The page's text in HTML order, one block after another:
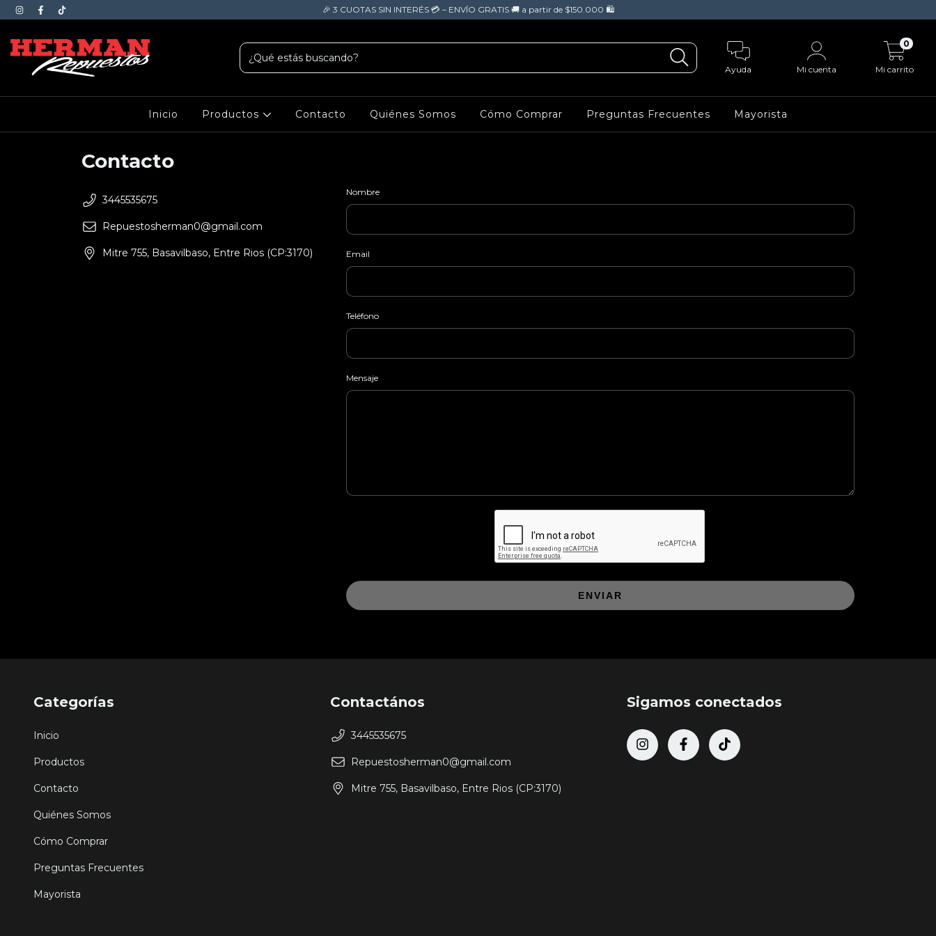
🎉 3 CUOTAS SIN INTERÉS 💳 – ENVÍO GRATIS 🚚 a partir de $150.000 🛍️
Ayuda Mi cuenta Mi carrito
0
Inicio Productos Contacto Quiénes Somos Cómo Comprar Preguntas Frecuentes Mayorista
Contacto
3445535675
Repuestosherman0@gmail.com
Mitre 755, Basavilbaso, Entre Rios (CP:3170)
Nombre
Email
Teléfono
Mensaje
ENVIAR
Categorías
Inicio
Productos
Contacto
Quiénes Somos
Cómo Comprar
Preguntas Frecuentes
Mayorista
Contactános
3445535675
Repuestosherman0@gmail.com
Mitre 755, Basavilbaso, Entre Rios (CP:3170)
Sigamos conectados